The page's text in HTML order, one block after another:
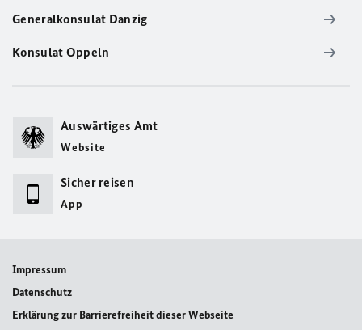
Generalkonsulat Danzig
Konsulat Oppeln
Auswärtiges Amt
Website
Sicher reisen
App
Impressum
Datenschutz
Erklärung zur Barrierefreiheit dieser Webseite